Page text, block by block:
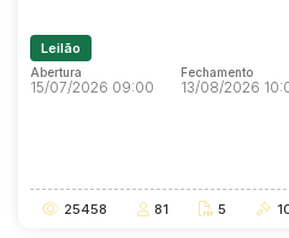
Leilão
Abertura
15/07/2026 09:00
Fechamento
13/08/2026
25458 81 5